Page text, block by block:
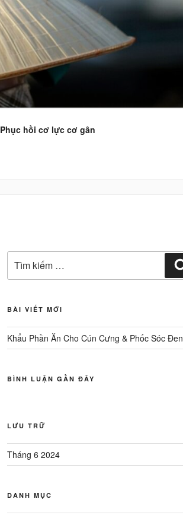
Phục hồi cơ lực cơ gân
kiếm:
BÀI VIẾT MỚI
Khẩu Phần Ăn Cho Cún Cưng & Phốc Sóc Đen
BÌNH LUẬN GẦN ĐÂY
LƯU TRỮ
Tháng 6 2024
DANH MỤC